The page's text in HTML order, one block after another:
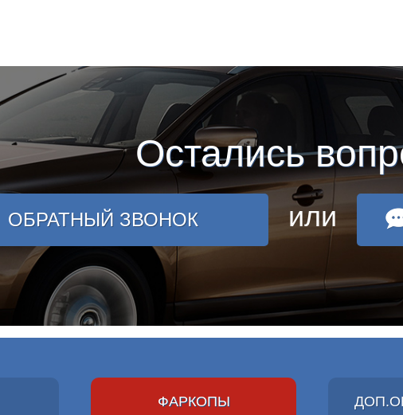
Остались
ОБРАТНЫЙ ЗВОНОК или
ФАРКОПЫ